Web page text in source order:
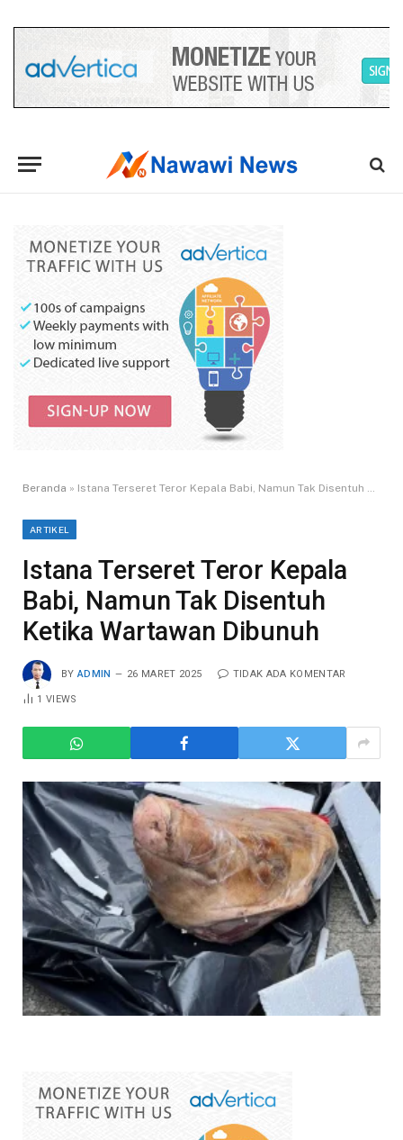
Beranda » Istana Terseret Teror Kepala Babi, Namun Tak Disentuh Ketika Wartawan Dibunuh
ARTIKEL
Istana Terseret Teror Kepala
Babi, Namun Tak Disentuh
Ketika Wartawan Dibunuh
BY ADMIN 26 MARET 2025 TIDAK ADA KOMENTAR
1VIEWS